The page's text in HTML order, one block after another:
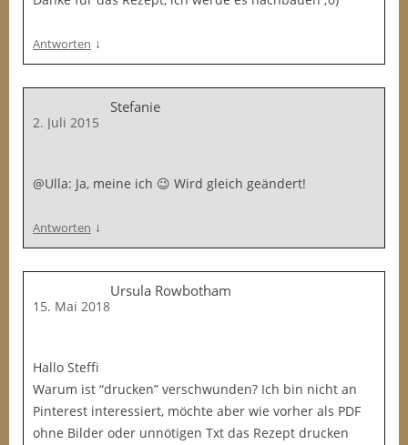
Antworten ↓
Stefanie
2. Juli 2015
@Ulla: Ja, meine ich 😉 Wird gleich geändert!
Antworten ↓
Ursula Rowbotham
15. Mai 2018
Hallo Steffi
Warum ist “drucken” verschwunden? Ich bin nicht an
Pinterest interessiert, möchte aber wie vorher als PDF
ohne Bilder oder unnötigen Txt das Rezept drucken